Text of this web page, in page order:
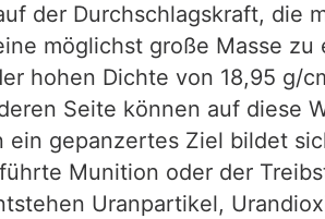
der Durchschlagskraft, die
möglichst große Masse
hohen Dichte von 18,95 g/
Seite können auf diese
gepanzertes Ziel bildet
Munition oder der
Uranpartikel,